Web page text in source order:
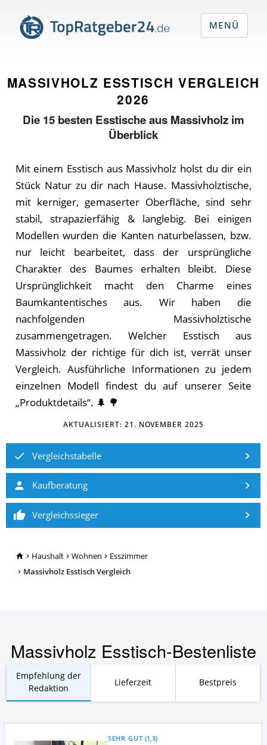
TopRatgeber24.de
Haushalt Wohnen
Esszimmer
Massivholz Esstisch Vergleich
MASSIVHOLZ ESSTISCH VERGLEICH
2026
Die 15 besten Esstische aus Massivholz im
Überblick
Mit einem Esstisch aus Massivholz holst du dir ein
Stück Natur zu dir nach Hause. Massivholztische,
mit kerniger, gemaserter Oberfläche, sind sehr
stabil, strapazierfähig & langlebig. Bei einigen
Modellen wurden die Kanten naturbelassen, bzw.
nur leicht bearbeitet, dass der ursprüngliche
Charakter des Baumes erhalten bleibt. Diese
Ursprünglichkeit macht den Charme eines
Baumkantentisches aus. Wir haben die
nachfolgenden Massivholztische
zusammengetragen. Welcher Esstisch aus
Massivholz der richtige für dich ist, verrät unser
Vergleich. Ausführliche Informationen zu jedem
einzelnen Modell findest du auf unserer Seite
„Produktdetails“. 🌲 🌳
AKTUALISIERT: 21. NOVEMBER 2025
Vergleichstabelle
Kaufberatung
Vergleichssieger
Massivholz Esstisch-Bestenliste
Empfehlung der
Redaktion
Lieferzeit Bestpreis
SEHR GUT (1,3)
MENÜ